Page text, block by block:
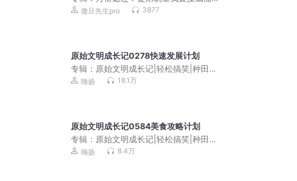
爆笑&无敌&爽文不圣母 | 多人有声剧
撒旦先生pro 3877
原始文明成长记0278快速发展计划
专辑： 原始文明成长记|轻松搞笑|种田争
霸有声剧
嗨扬 18.1万
原始文明成长记0584美食攻略计划
专辑： 原始文明成长记|轻松搞笑|种田争
霸有声剧
嗨扬 8.4万